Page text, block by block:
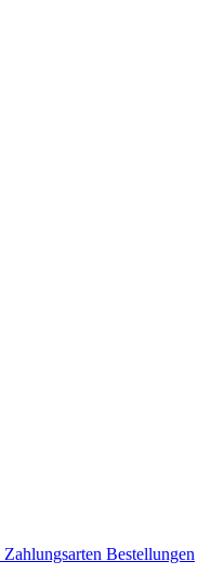
Zahlungsarten Bestellungen